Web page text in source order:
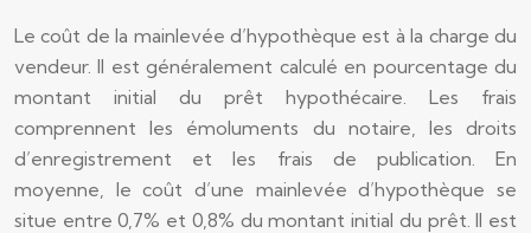
Le coût de la mainlevée d’hypothèque est à la charge du
vendeur. Il est généralement calculé en pourcentage du
montant initial du prêt hypothécaire. Les frais
comprennent les émoluments du notaire, les droits
d’enregistrement et les frais de publication. En
moyenne, le coût d’une mainlevée d’hypothèque se
situe entre 0,7% et 0,8% du montant initial du prêt. Il est